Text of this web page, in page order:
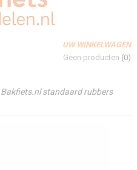
UW WINKELWAGEN
Geen producten (0)
Bakfiets.nl standaard rubbers